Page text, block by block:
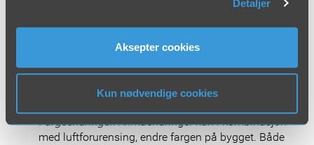
Detaljer
Aksepter cookies
Kun nødvendige cookies
skader på treverket. Skitne vegger tiltrekker seg fukt,
og gjør at grobunnen for ulike mikroorganismer blir
har vekstforholdet for sopp og alger blitt bedre. I
skitten sitter det også soppsporer, og blir disse
Fargeendringer:Klimaendringer kan i kombinasjon
med luftforurensing, endre fargen på bygget. Både